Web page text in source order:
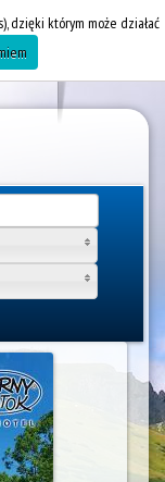
którym może działać